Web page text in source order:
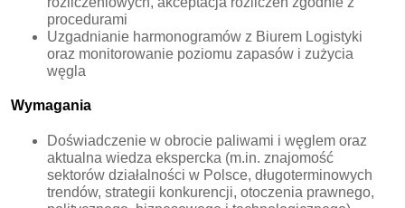
procedurami
Uzgadnianie harmonogramów z Biurem Logistyki
oraz monitorowanie poziomu zapasów i zużycia
węgla
Wymagania
Doświadczenie w obrocie paliwami i węglem oraz
aktualna wiedza ekspercka (m.in. znajomość
sektorów działalności w Polsce, długoterminowych
trendów, strategii konkurencji, otoczenia prawnego,